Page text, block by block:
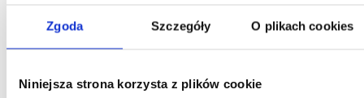
Zgoda Szczegóły O plikach cookies
Niniejsza strona korzysta z plików cookie